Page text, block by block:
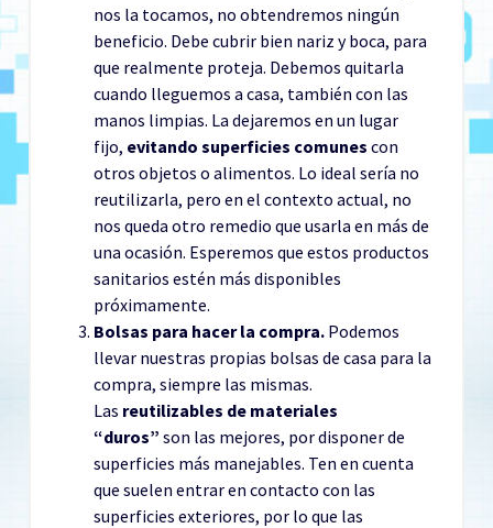
nos la tocamos, no obtendremos ningún
beneficio. Debe cubrir bien nariz y boca, para
que realmente proteja. Debemos quitarla
cuando lleguemos a casa, también con las
manos limpias. La dejaremos en un lugar
fijo, evitando superficies comunes con
otros objetos o alimentos. Lo ideal sería no
reutilizarla, pero en el contexto actual, no
nos queda otro remedio que usarla en más de
una ocasión. Esperemos que estos productos
sanitarios estén más disponibles
próximamente.
Bolsas para hacer la compra. Podemos
llevar nuestras propias bolsas de casa para la
compra, siempre las mismas.
Las reutilizables de materiales
“duros” son las mejores, por disponer de
superficies más manejables. Ten en cuenta
que suelen entrar en contacto con las
superficies exteriores, por lo que las